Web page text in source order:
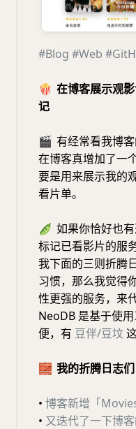
#Blog #Web
🍿 在博客展示观
记
🎬 有经常看我博
在博客真增加了一
要是用来展示我的
看片单。
🫛 如果你恰好也
标记已看影片的服
我下面的三则折腾
习惯，那么我觉得
性更强的服务，来
NeoDB 是基于使
便，有 豆伴/豆坟
🧱 我的折腾日志们
• 博客新增「
• 又迭代了一下博